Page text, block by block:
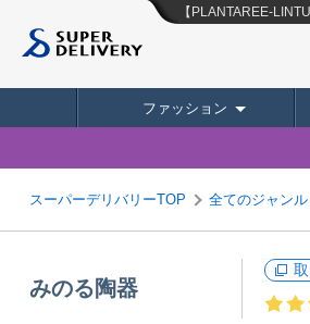
【PLANTAREE-
ファッション
スーパーデリバリーTOP 全てのジャンル
みのる陶器